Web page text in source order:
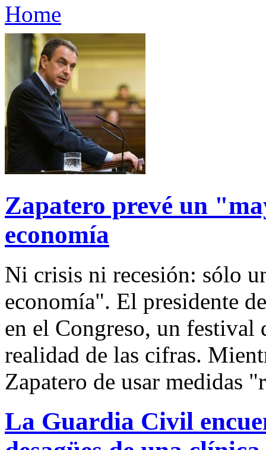
Home
Zapatero prevé un
economía
Ni crisis ni recesión: sólo
economía". El presidente
en el Congreso, un festival
realidad de las cifras.
Zapatero de usar medidas
La Guardia Civil